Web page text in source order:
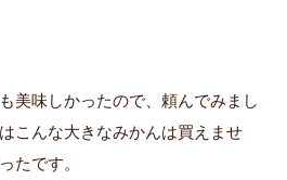
美味しかったので、頼んでみまし
こんな大きなみかんは買えませ
たです。